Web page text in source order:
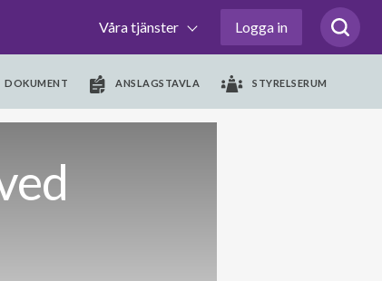
Våra tjänster Logga in
DOKUMENT ANSLAGSTAVLA STYRELSERUM